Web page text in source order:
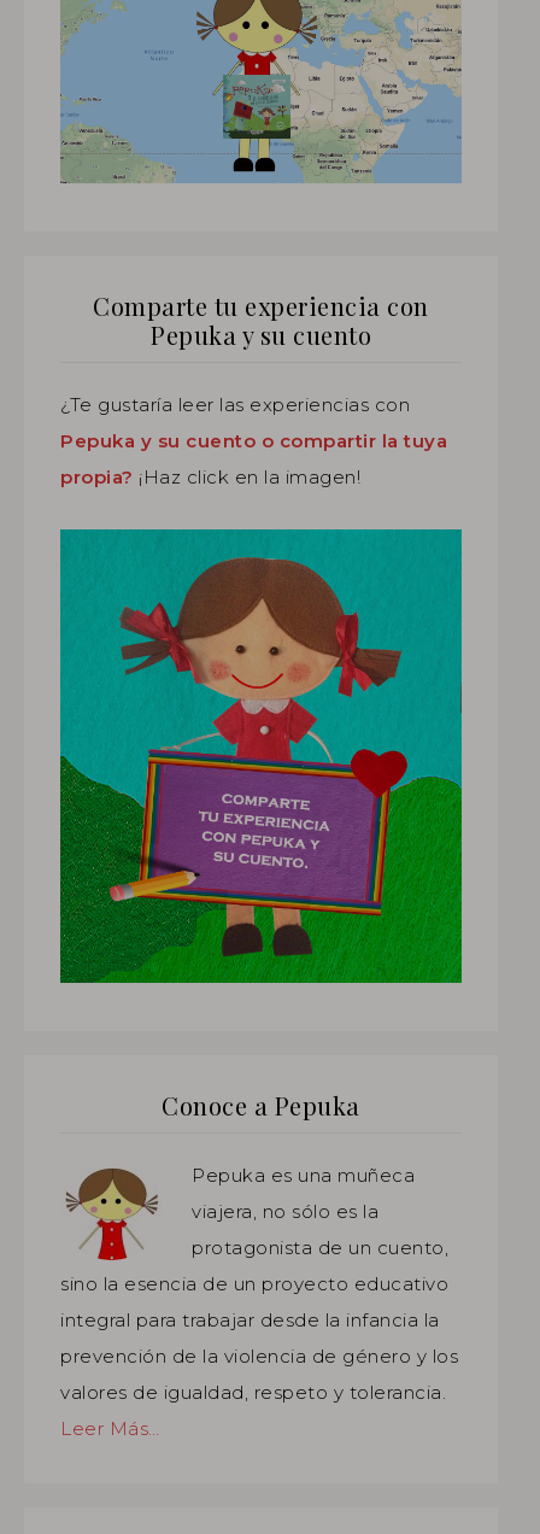
Comparte tu experiencia con
Pepuka y su cuento
¿Te gustaría leer las experiencias con
Pepuka y su cuento o compartir la tuya
propia? ¡Haz click en la imagen!
Conoce a Pepuka
Pepuka es una muñeca
viajera, no sólo es la
protagonista de un cuento,
sino la esencia de un proyecto educativo
integral para trabajar desde la infancia la
prevención de la violencia de género y los
valores de igualdad, respeto y tolerancia.
Leer Más…